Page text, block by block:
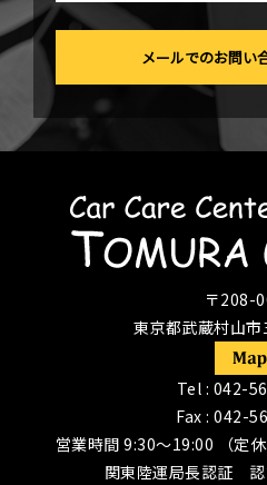
メールでのお問い
〒208-
東京都武蔵村山
Tel : 042-
Fax : 042-
営業時間 9:30〜19:00 （定
関東陸運局長認証